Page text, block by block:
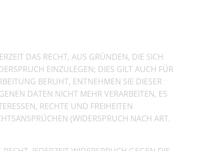
DAS RECHT, AUS GRÜNDEN, DIE SICH
EINZULEGEN; DIES GILT AUCH FÜR
BERUHT, ENTNEHMEN SIE DIESER
DATEN NICHT MEHR VERARBEITEN, ES
RECHTE UND FREIHEITEN
(WIDERSPRUCH NACH ART.